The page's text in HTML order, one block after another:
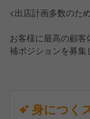
<出店計画多数のた
お客様に最高の顧
補ポジションを募集
その後、業務の習
身につく